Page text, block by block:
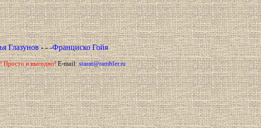
Глазунов- - -Франциско Гойя
Просто и выгодно!E-mail:starat@rambler.ru